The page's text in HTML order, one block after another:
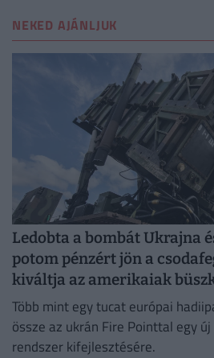
NEKED AJÁNLJUK
Ledobta a bombát Ukrajna
potom pénzért jön a
kiváltja az amerikaiak
Több mint egy tucat európai
össze az ukrán Fire Pointtal egy
rendszer kifejlesztésére.